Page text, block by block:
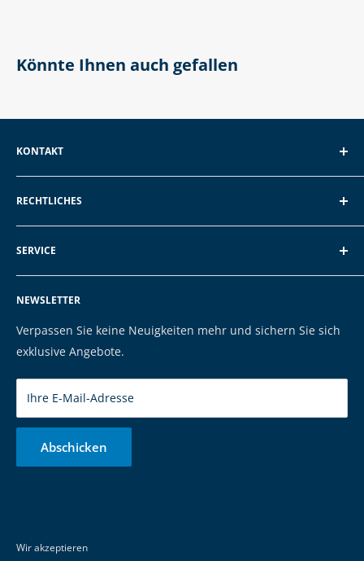
Könnte Ihnen auch gefallen
KONTAKT
EXP GmbH
NEWSLETTER
Verpassen Sie keine Neuigkeiten mehr und sichern Sie sich
exklusive Angebote.
Ihre E-Mail-Adresse
Abschicken
RECHTLICHES
Über EXP
AGB und Kundeninformationen
Datenschutzerklärung
Impressum
Cookies
SERVICE
FAQ
Kontakt
Versand & Zahlung
Marken
Wir akzeptieren